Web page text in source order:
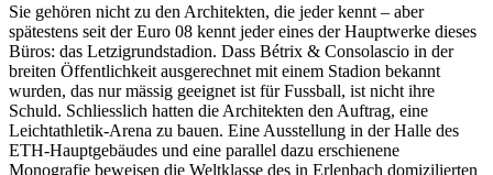
Sie gehören nicht zu den Architekten, die jeder kennt – aber
spätestens seit der Euro 08 kennt jeder eines der Hauptwerke dieses
Büros: das Letzigrundstadion. Dass Bétrix & Consolascio in der
breiten Öffentlichkeit ausgerechnet mit einem Stadion bekannt
wurden, das nur mässig geeignet ist für Fussball, ist nicht ihre
Schuld. Schliesslich hatten die Architekten den Auftrag, eine
Leichtathletik-Arena zu bauen. Eine Ausstellung in der Halle des
ETH-Hauptgebäudes und eine parallel dazu erschienene
Monografie beweisen die Weltklasse des in Erlenbach domizilierten